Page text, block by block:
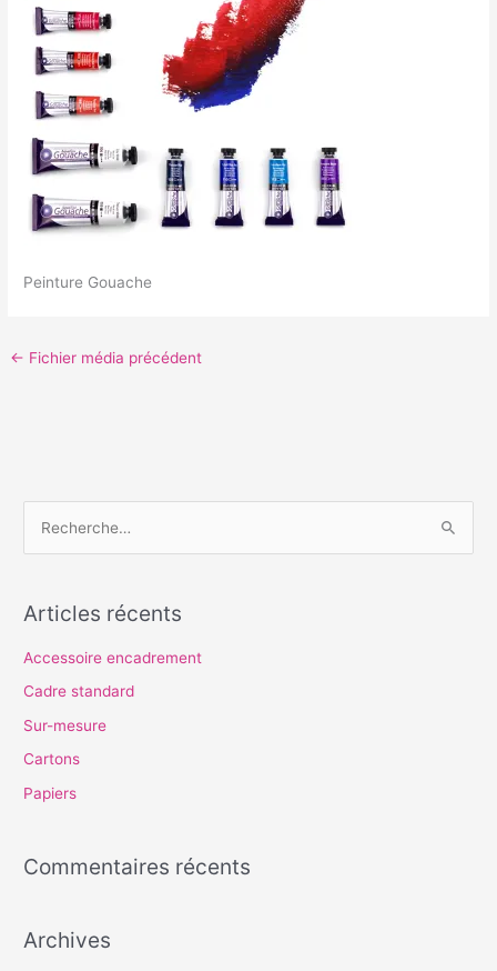
Peinture Gouache
← Fichier média précédent
h
e
r
r
:
Articles récents
Accessoire encadrement
Cadre standard
Sur-mesure
Cartons
Papiers
Commentaires récents
Archives